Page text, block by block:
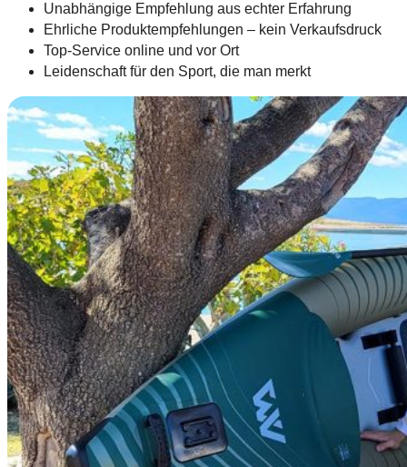
Unabhängige Empfehlung aus echter Erfahrung
Ehrliche Produktempfehlungen – kein Verkaufsdruck
Top-Service online und vor Ort
Leidenschaft für den Sport, die man merkt